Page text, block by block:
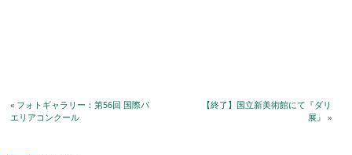
« フォトギャラリー：第56回 国際パ
エリアコンクール
【終了】国立新美術館にて『ダリ
展』 »